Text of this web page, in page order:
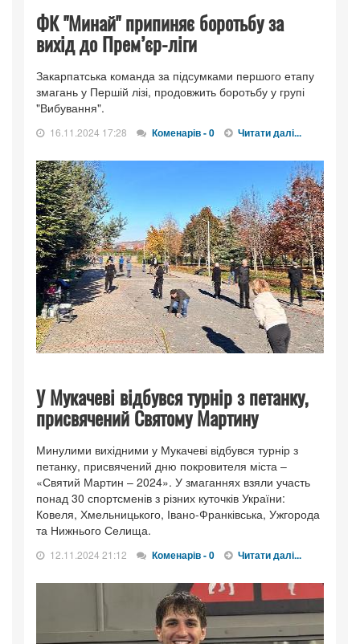
ФК "Минай" припиняє боротьбу за
вихід до Прем’єр-ліги
Закарпатська команда за підсумками першого етапу
змагань у Першій лізі, продовжить боротьбу у групі
"Вибування".
16.11.2024 17:28 Коменарів - 0 Читати далі...
У Мукачеві відбувся турнір з петанку,
присвячений Святому Мартину
Минулими вихідними у Мукачеві відбувся турнір з
петанку, присвячений дню покровителя міста –
«Святий Мартин – 2024». У змаганнях взяли участь
понад 30 спортсменів з різних куточків України:
Ковеля, Хмельницького, Івано-Франківська, Ужгорода
та Нижнього Селища.
12.11.2024 21:12 Коменарів - 0 Читати далі...